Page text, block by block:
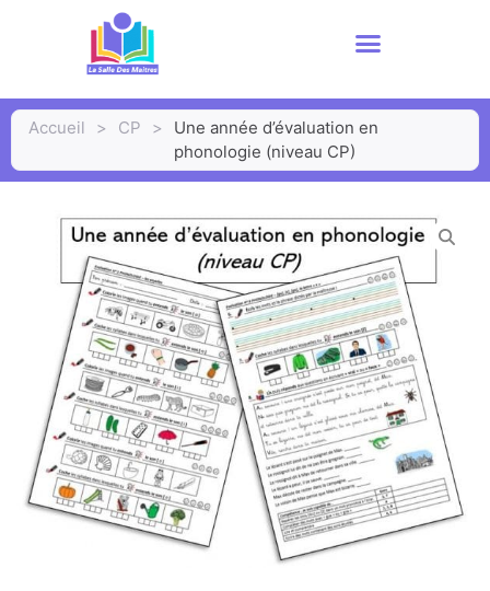
Accueil > CP >
Une année d’évaluation en
phonologie (niveau CP)